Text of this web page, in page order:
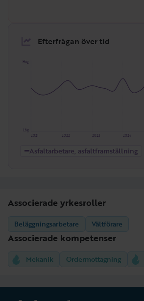
Efterfrågan över tid
Hög
Låg
2024
2023
2022
2021
Asfaltarbetare, asfaltframställning
Associerade yrkesroller
Beläggningsarbetare Vältförare
Associerade kompetenser
Mekanik Ordermottagning